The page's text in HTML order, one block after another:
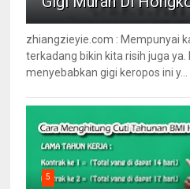
zhiangzieyie.com : Mempunyai
terkadang bikin kita risih juga
menyebabkan gigi keropos ini y...
5